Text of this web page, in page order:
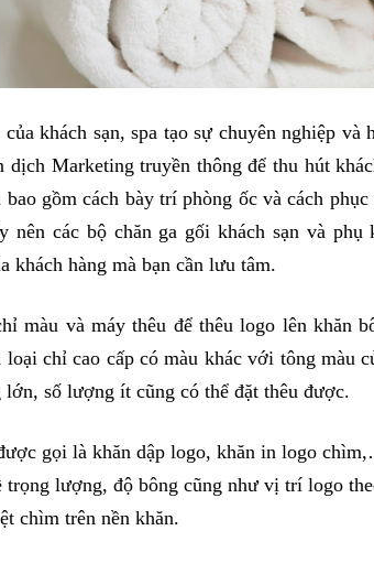
khách sạn, spa tạo sự chuyên nghiệp và
dịch Marketing truyền thông để thu hút
bao gồm cách bày trí phòng ốc và cách
nên các bộ chăn ga gối khách sạn và
khách hàng mà bạn cần lưu tâm.
màu và máy thêu để thêu logo lên khăn
chỉ cao cấp có màu khác với tông màu
số lượng ít cũng có thể đặt thêu được.
gọi là khăn dập logo, khăn in logo
lượng, độ bông cũng như vị trí logo
chìm trên nền khăn.